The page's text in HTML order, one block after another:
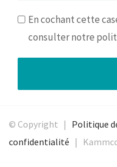
En cochant cette
consulter notre
© Copyright | Politique
confidentialité |